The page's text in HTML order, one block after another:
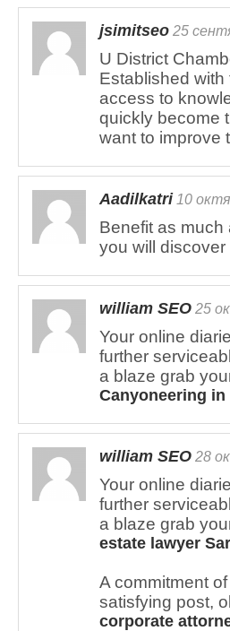
jsimitseo 25
U District
Established
access to
quickly become
want to improve
Aadilkatri10
Benefit as much
you will discover
william SEO 25
Your online
further
a blaze grab
Canyoneering in
william SEO 28
Your online
further
a blaze grab
estate lawyer
A commitment
satisfying post,
corporate